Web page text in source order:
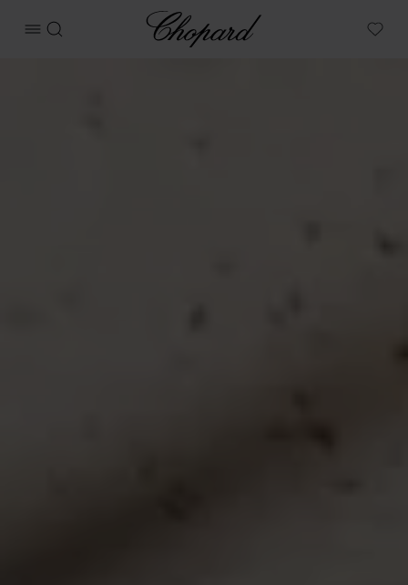
메뉴 열기
검색 Chopard My